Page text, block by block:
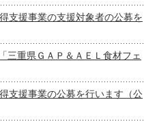
支援事業の支援対象者の公募を
三重県ＧＡＰ＆ＡＥＬ食材フェ
支援事業の公募を行います（公